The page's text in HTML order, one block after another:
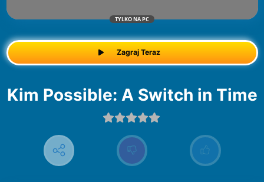
TYLKO NA PC
Zagraj Teraz
Kim Possible: A Switch in Time